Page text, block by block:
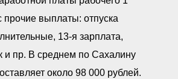
прочие выплаты: отпуска
13-я зарплата,
и пр. В среднем по Сахалину
около 98 000 рублей.